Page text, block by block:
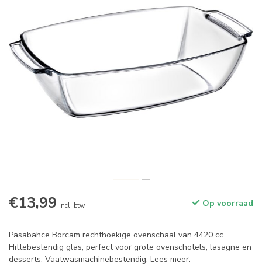
€13,99 Incl. btw Op voorraad
Pasabahce Borcam rechthoekige ovenschaal van 4420 cc.
Hittebestendig glas, perfect voor grote ovenschotels, lasagne en
desserts. Vaatwasmachinebestendig. Lees meer.